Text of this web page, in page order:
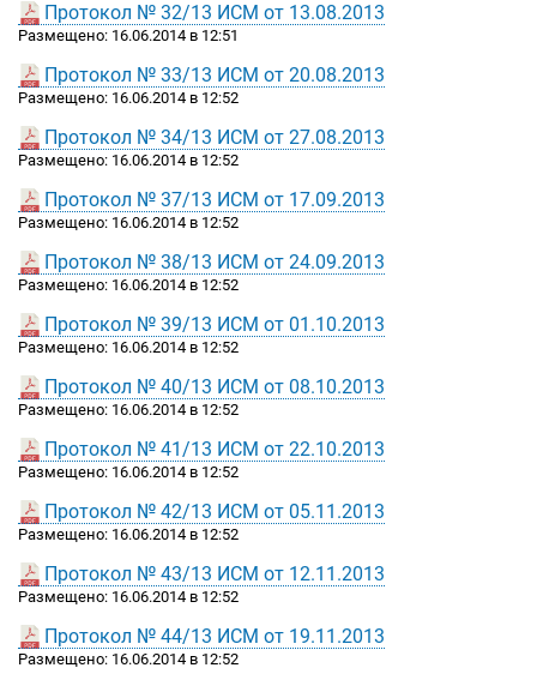
Протокол № 32/13 ИСМ от 13.08.2013
Размещено: 16.06.2014 в 12:51
Протокол № 33/13 ИСМ от 20.08.2013
Размещено: 16.06.2014 в 12:52
Протокол № 34/13 ИСМ от 27.08.2013
Размещено: 16.06.2014 в 12:52
Протокол № 37/13 ИСМ от 17.09.2013
Размещено: 16.06.2014 в 12:52
Протокол № 38/13 ИСМ от 24.09.2013
Размещено: 16.06.2014 в 12:52
Протокол № 39/13 ИСМ от 01.10.2013
Размещено: 16.06.2014 в 12:52
Протокол № 40/13 ИСМ от 08.10.2013
Размещено: 16.06.2014 в 12:52
Протокол № 41/13 ИСМ от 22.10.2013
Размещено: 16.06.2014 в 12:52
Протокол № 42/13 ИСМ от 05.11.2013
Размещено: 16.06.2014 в 12:52
Протокол № 43/13 ИСМ от 12.11.2013
Размещено: 16.06.2014 в 12:52
Протокол № 44/13 ИСМ от 19.11.2013
Размещено: 16.06.2014 в 12:52